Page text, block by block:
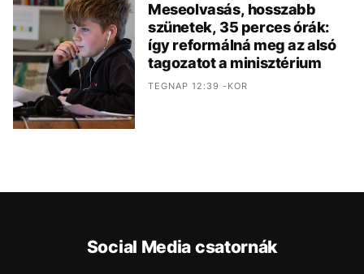
Meseolvasás, hosszabb
szünetek, 35 perces órák:
így reformálná meg az alsó
tagozatot a minisztérium
TEGNAP 12:39 -KOR
Social Media csatornák